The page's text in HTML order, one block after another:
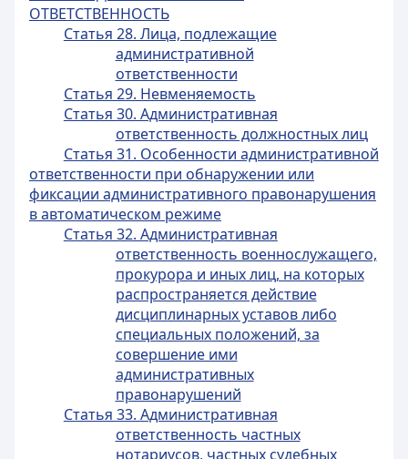
ОТВЕТСТВЕННОСТЬ
Статья 28. Лица, подлежащие
административной
ответственности
Статья 29. Невменяемость
Статья 30. Административная
ответственность должностных лиц
Статья 31. Особенности административной
ответственности при обнаружении или
фиксации административного правонарушения
в автоматическом режиме
Статья 32. Административная
ответственность военнослужащего,
прокурора и иных лиц, на которых
распространяется действие
дисциплинарных уставов либо
специальных положений, за
совершение ими
административных
правонарушений
Статья 33. Административная
ответственность частных
нотариусов, частных судебных